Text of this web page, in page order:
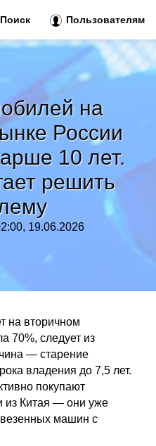
на
России
10 лет.
решить
19.06.2026
на вторичном
70%, следует из
— старение
владения до 7,5 лет.
покупают
из Китая — они уже
машин с
Поиск Пользователям